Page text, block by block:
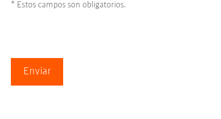
* Estos campos son obligatorios.
Enviar